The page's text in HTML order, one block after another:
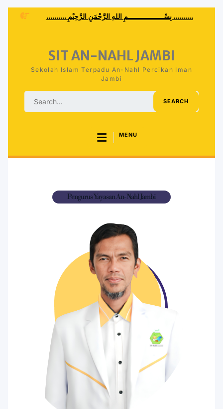
.......... بِسْــــــــــــــــــمِ اللهِ الرَّحْمَنِ الرَّحِيْمِ ..........
SIT AN-NAHL JAMBI
Sekolah Islam Terpadu An-Nahl Percikan Iman
Jambi
MENU
Pengurus Yayasan An-Nahl Jambi